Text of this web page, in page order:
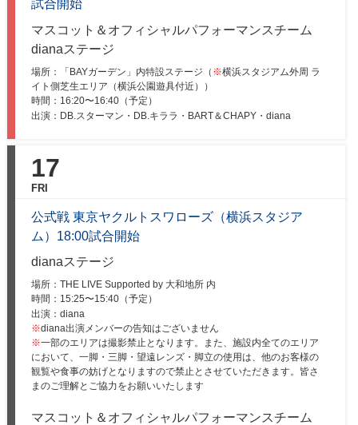
試合開始
マスコット＆オフィシャルパフォーマンスチーム
dianaステージ
場所：「BAYガーデン」内特設ステージ（ ※横浜スタジアム外周 ラ
イト側芝生エリア（横浜公園遊具付近））
時間： 16:20〜16:40（予定）
出演：DB.スターマン・DB.キララ・BART＆CHAPY・diana
17
FRI
公式戦 東京ヤクルトスワローズ（横浜スタジア
ム）18:00試合開始
dianaステージ
場所：THE LIVE Supported by 大和地所 内
時間： 15:25〜15:40（予定）
出演：diana
※diana出演メンバーの告知はございません
※一部のエリアは撮影禁止となります。また、施設内全てのエリア
において、一脚・三脚・望遠レンズ・脚立の使用は、他のお客様の
観覧や食事の妨げとなりますので禁止とさせていただきます。皆さ
まのご理解とご協力をお願いいたします
マスコット＆オフィシャルパフォーマンスチーム